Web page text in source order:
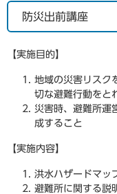
防災出前講座
【実施目的】
地域の災害リスク
切な避難行動をと
災害時、避難所運
成すること
【実施内容】
洪水ハザードマッ
避難所に関する説